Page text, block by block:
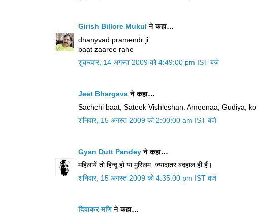
Girish Billore Mukulने कहा…
dhanyvad pramendr ji
baat zaaree rahe
शुक्रवार, 14 अगस्त 2009 को 4:49:00 pm IST बजे
Jeet Bhargavaने कहा…
Sachchi baat, Sateek Vishleshan. Ameenaa, Gudiya,
शनिवार, 15 अगस्त 2009 को 2:00:00 am IST बजे
Gyan Dutt Pandeyने कहा…
महिलायें तो हिन्दू हों या मुस्लिम, ज्यादातर बदहाल ही हैं।
शनिवार, 15 अगस्त 2009 को 4:35:00 pm IST बजे
दिवाकर मणिने कहा…